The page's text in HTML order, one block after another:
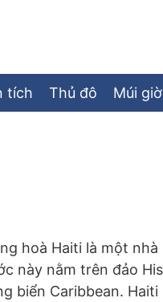
tích Thủ đô Múi giờ
hoà Haiti là một
này nằm trên đảo
biển Caribbean.